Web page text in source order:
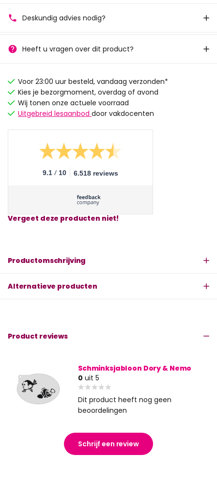
Deskundig advies nodig?
Heeft u vragen over dit product?
Voor 23:00 uur besteld, vandaag verzonden*
Kies je bezorgmoment, overdag of avond
Wij tonen onze actuele voorraad
Uitgebreid lesaanbod door vakdocenten
9.1 / 10 6.518 reviews
Vergeet deze producten niet!
Productomschrijving
Alternatieve producten
Product reviews
Schminksjabloon Dory & Nemo
0 uit 5
Dit product heeft nog geen
beoordelingen
Schrijf een review